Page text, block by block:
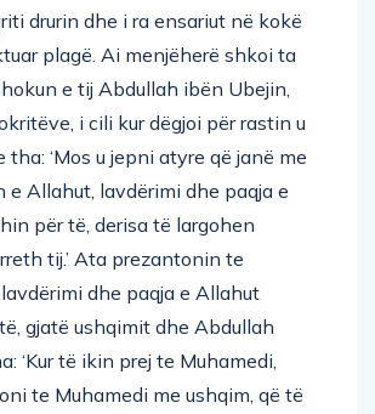
drurin dhe i ra ensariut në kokë
plagë. Ai menjëherë shkoi ta
e tij Abdullah ibën Ubejin,
i cili kur dëgjoi për rastin u
tha: ‘Mos u jepni atyre që janë me
e Allahut, lavdërimi dhe paqja e
për të, derisa të largohen
tij.’ Ata prezantonin te
dhe paqja e Allahut
gjatë ushqimit dhe Abdullah
‘Kur të ikin prej te Muhamedi,
te Muhamedi me ushqim, që të